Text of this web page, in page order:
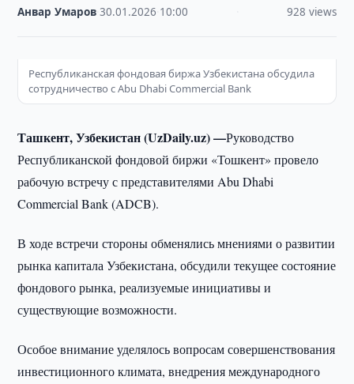
Анвар Умаров ·30.01.2026 10:00 928 views
Республиканская фондовая биржа Узбекистана обсудила
сотрудничество с Abu Dhabi Commercial Bank
Ташкент, Узбекистан (UzDaily.uz) —Руководство
Республиканской фондовой биржи «Тошкент» провело
рабочую встречу с представителями Abu Dhabi
Commercial Bank (ADCB).
В ходе встречи стороны обменялись мнениями о развитии
рынка капитала Узбекистана, обсудили текущее состояние
фондового рынка, реализуемые инициативы и
существующие возможности.
Особое внимание уделялось вопросам совершенствования
инвестиционного климата, внедрения международного